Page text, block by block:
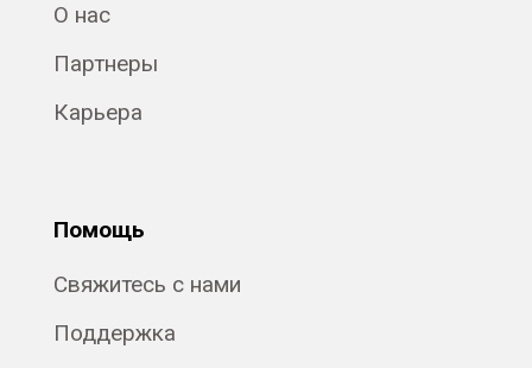
О нас
Партнеры
Карьера
Помощь
Свяжитесь с нами
Поддержка